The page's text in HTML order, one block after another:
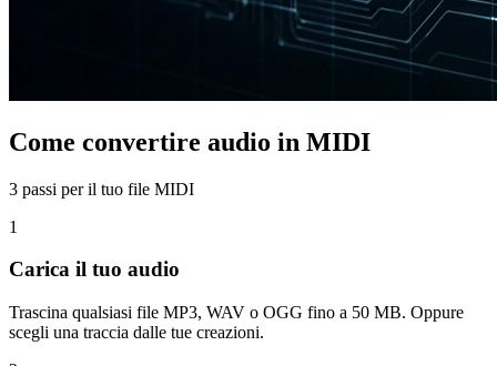
Come convertire audio in MIDI
3 passi per il tuo file MIDI
1
Carica il tuo audio
Trascina qualsiasi file MP3, WAV o OGG fino a 50 MB. Oppure
scegli una traccia dalle tue creazioni.